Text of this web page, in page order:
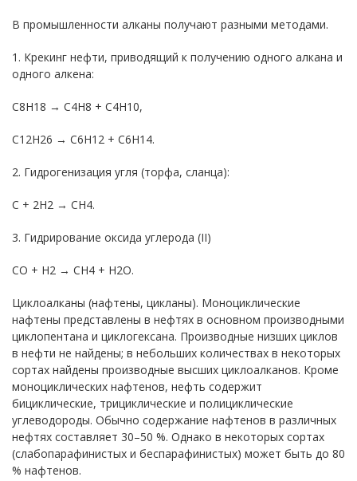
В промышленности алканы получают разными методами.
1. Крекинг нефти, приводящий к получению одного алкана и
одного алкена:
C8H18 → C4H8 + C4H10,
C12H26 → C6H12 + C6H14.
2. Гидрогенизация угля (торфа, сланца):
C + 2H2 → CH4.
3. Гидрирование оксида углерода (II)
CO + H2 → CH4 + H2O.
Циклоалканы (нафтены, цикланы). Моноциклические
нафтены представлены в нефтях в основном производными
циклопентана и циклогексана. Производные низших циклов
в нефти не найдены; в небольших количествах в некоторых
сортах найдены производные высших циклоалканов. Кроме
моноциклических нафтенов, нефть содержит
бициклические, трициклические и полициклические
углеводороды. Обычно содержание нафтенов в различных
нефтях составляет 30–50 %. Однако в некоторых сортах
(слабопарафинистых и беспарафинистых) может быть до 80
% нафтенов.